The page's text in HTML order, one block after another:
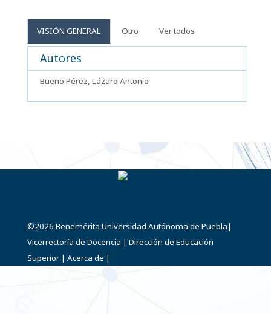
VISIÓN GENERAL Otro Ver todos
Autores
Bueno Pérez, Lázaro Antonio
©2026 Benemérita Universidad Autónoma de Puebla|
Vicerrectoría de Docencia | Dirección de Educación
Superior | Acerca de |